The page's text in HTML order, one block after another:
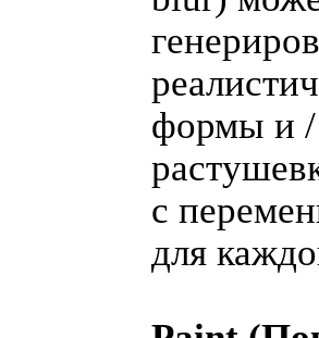
формы и
с
для